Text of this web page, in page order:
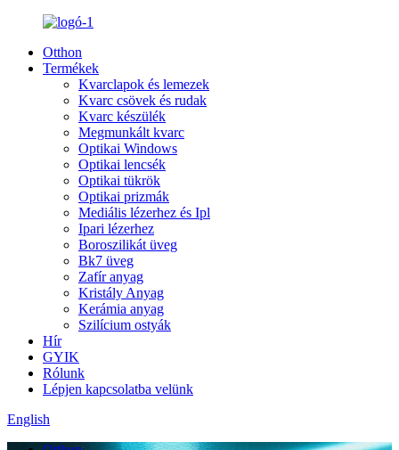
Otthon
Termékek
Kvarclapok és lemezek
Kvarc csövek és rudak
Kvarc készülék
Megmunkált kvarc
Optikai Windows
Optikai lencsék
Optikai tükrök
Optikai prizmák
Mediális lézerhez és Ipl
Ipari lézerhez
Boroszilikát üveg
Bk7 üveg
Zafír anyag
Kristály Anyag
Kerámia anyag
Szilícium ostyák
Hír
GYIK
Rólunk
Lépjen kapcsolatba velünk
English